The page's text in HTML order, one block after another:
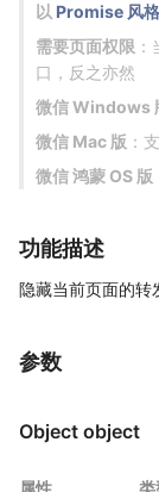
以 Promise 风格
需要页面权限
口，反之亦然
微信 Windows
微信 Mac 版 ：
微信 鸿蒙 OS 版
功能描述
隐藏当前页面的转
参数
Object object
属性 类